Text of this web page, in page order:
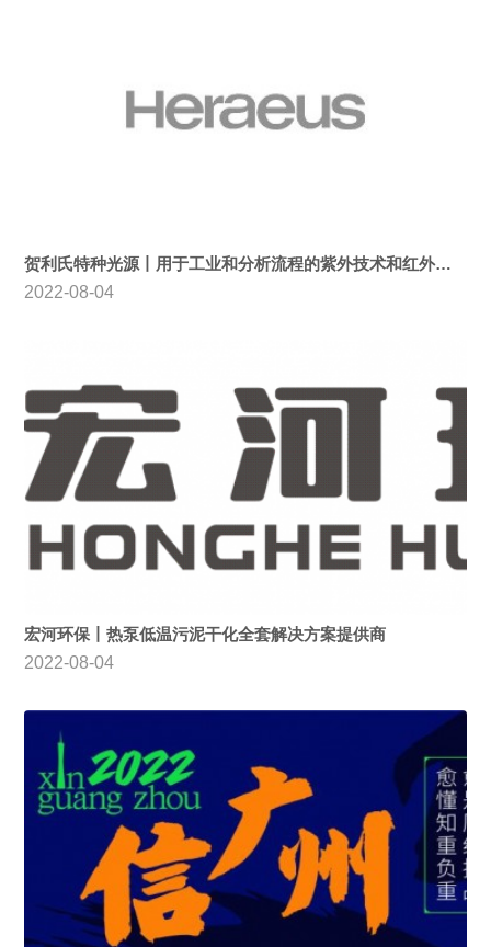
贺利氏特种光源丨用于工业和分析流程的紫外技术和红外加热
2022-08-04
宏河环保丨热泵低温污泥干化全套解决方案提供商
2022-08-04